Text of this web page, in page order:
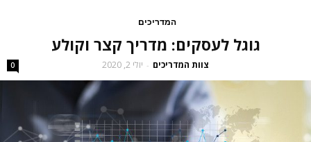
המדריכים
גוגל לעסקים: מדריך קצר וקולע
צוות המדריכים - יולי 2, 2020 0